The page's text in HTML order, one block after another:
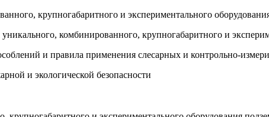
крупногабаритного и экспериментального
комбинированного, крупногабаритного и
и правила применения слесарных и контрольно-
и экологической безопасности